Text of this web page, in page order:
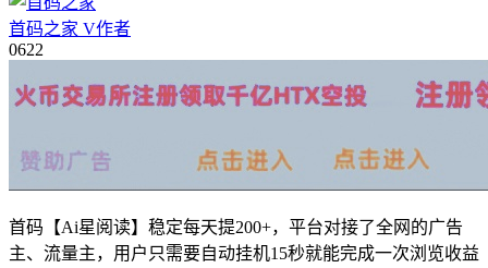
首码之家 V作者
0622
首码【Ai星阅读】稳定每天提200+，平台对接了全网的广告
主、流量主，用户只需要自动挂机15秒就能完成一次浏览收益